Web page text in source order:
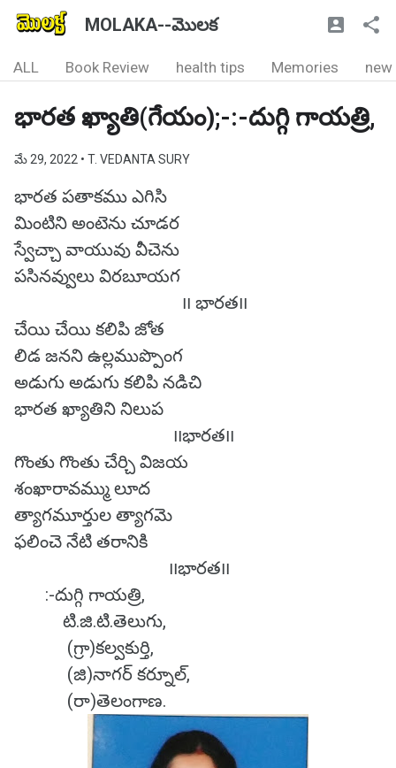
MOLAKA--మొలక
ALL Book Review health tips Memories new
భారత ఖ్యాతి(గేయం);-:-దుగ్గి గాయత్రి,
మే 29, 2022 • T. VEDANTA SURY
భారత పతాకము ఎగిసి
మింటిని అంటెను చూడర
స్వేచ్చా వాయువు వీచెను
పసినవ్వులు విరబూయగ
౹౹ భారత౹౹
చేయి చేయి కలిపి జోత
లిడ జనని ఉల్లముప్పొంగ
అడుగు అడుగు కలిపి నడిచి
భారత ఖ్యాతిని నిలుప
౹౹భారత౹౹
గొంతు గొంతు చేర్చి విజయ
శంఖారావమ్ము లూద
త్యాగమూర్తుల త్యాగమె
ఫలించె నేటి తరానికి
౹౹భారత౹౹
:-దుగ్గి గాయత్రి,
టి.జి.టి.తెలుగు,
(గ్రా)కల్వకుర్తి,
(జి)నాగర్ కర్నూల్,
(రా)తెలంగాణ.